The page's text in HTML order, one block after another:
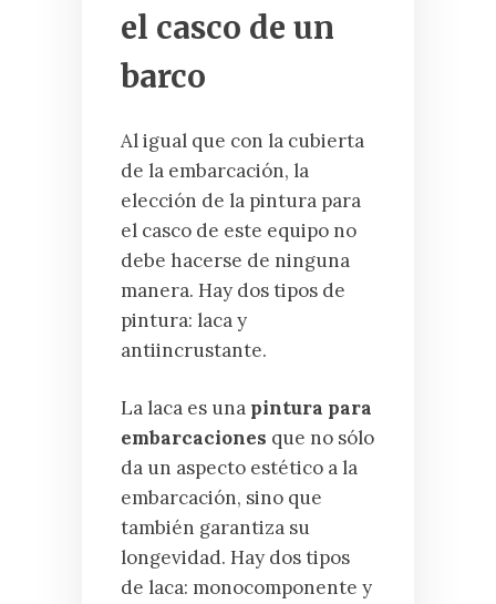
el casco de un
barco
Al igual que con la cubierta
de la embarcación, la
elección de la pintura para
el casco de este equipo no
debe hacerse de ninguna
manera. Hay dos tipos de
pintura: laca y
antiincrustante.
La laca es una pintura para
embarcaciones que no sólo
da un aspecto estético a la
embarcación, sino que
también garantiza su
longevidad. Hay dos tipos
de laca: monocomponente y